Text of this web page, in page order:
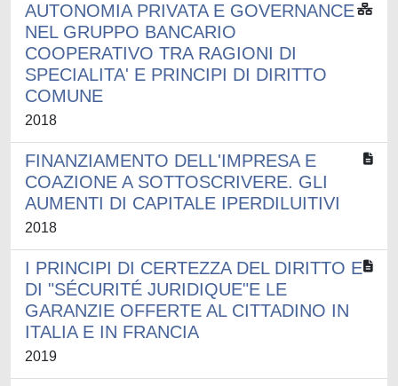
AUTONOMIA PRIVATA E GOVERNANCE
NEL GRUPPO BANCARIO
COOPERATIVO TRA RAGIONI DI
SPECIALITA' E PRINCIPI DI DIRITTO
COMUNE
2018
FINANZIAMENTO DELL'IMPRESA E
COAZIONE A SOTTOSCRIVERE. GLI
AUMENTI DI CAPITALE IPERDILUITIVI
2018
I PRINCIPI DI CERTEZZA DEL DIRITTO E
DI "SÉCURITÉ JURIDIQUE"E LE
GARANZIE OFFERTE AL CITTADINO IN
ITALIA E IN FRANCIA
2019